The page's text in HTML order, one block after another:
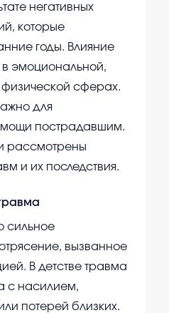
негативных
которые
годы. Влияние
в эмоциональной,
физической сферах.
для
пострадавшим.
рассмотрены
и их последствия.
сильное
вызванное
В детстве травма
с насилием,
потерей близких.